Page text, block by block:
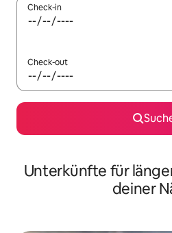
Check-in
Check-out
Unterkünfte für
deiner